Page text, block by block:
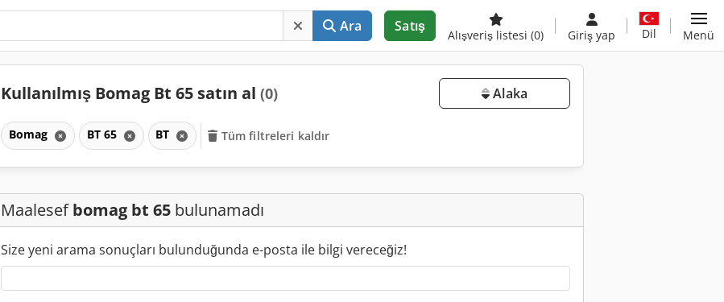
Ara Satış
Alışveriş listesi (0) Giriş yap Dil Menü
Kullanılmış Bomag Bt 65 satın al (0) Alaka
Bomag BT 65 BT Tüm filtreleri kaldır
Maalesefbomag bt 65 bulunamadı
Size yeni arama sonuçları bulunduğunda e-posta ile bilgi vereceğiz!